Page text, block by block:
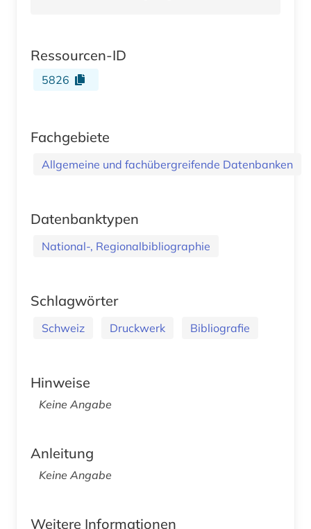
Ressourcen-ID
5826
Fachgebiete
Allgemeine und fachübergreifende Datenbanken
Datenbanktypen
National-, Regionalbibliographie
Schlagwörter
Schweiz Druckwerk Bibliografie
Hinweise
Keine Angabe
Anleitung
Keine Angabe
Weitere Informationen